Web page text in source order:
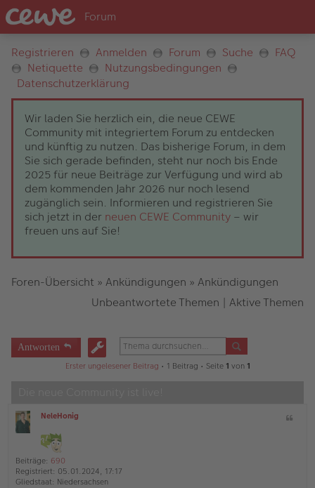
Registrieren Anmelden Forum Suche
FAQ
Netiquette
Nutzungsbedingungen
Datenschutzerklärung
Wir laden Sie herzlich ein, die neue CEWE
Community mit integriertem Forum zu entdecken
und künftig zu nutzen. Das bisherige Forum, in dem
Sie sich gerade befinden, steht nur noch bis Ende
2025 für neue Beiträge zur Verfügung und wird ab
dem kommenden Jahr 2026 nur noch lesend
zugänglich sein. Informieren und registrieren Sie
sich jetzt in der neuen CEWE Community – wir
freuen uns auf Sie!
Foren-Übersicht » Ankündigungen » Ankündigungen
Unbeantwortete Themen | Aktive Themen
Antworten
Erster ungelesener Beitrag • 1 Beitrag • Seite 1 von 1
ff
n
e
NeleHonig
Beiträge: 690
Registriert: 05.01.2024, 17:17
Gliedstaat: Niedersachsen